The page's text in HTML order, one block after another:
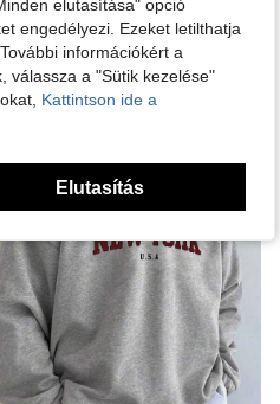
Férfi kreatív, angol szöveges, grafikus mintás, alkalmi, fémcipzáras, kapucnis pulóver, őszi/téli, hosszú ujjú felső, plus size
maradt
19.91€
elutasítása" opció
engedélyezi. Ezeket letilthatja
információkért a
válassza a "Sütik kezelése"
Kattintson ide a
Elutasítás